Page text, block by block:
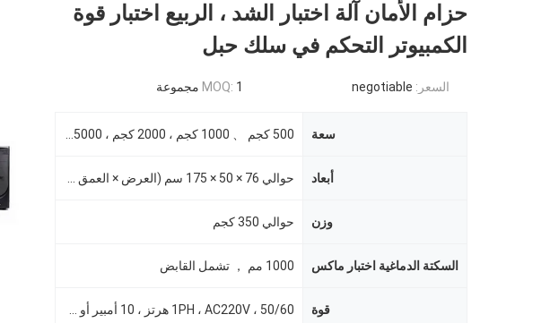
حزام الأمان آلة اختبار الشد ، الربيع اختبار قوة
الكمبيوتر التحكم في سلك حبل
السعر: negotiable
MOQ: 1 مجموعة
سعة
أبعاد
وزن حوالي 350 كجم
السكتة الدماغية اختبار ماكس 1000 مم ， تشمل القابض
قوة